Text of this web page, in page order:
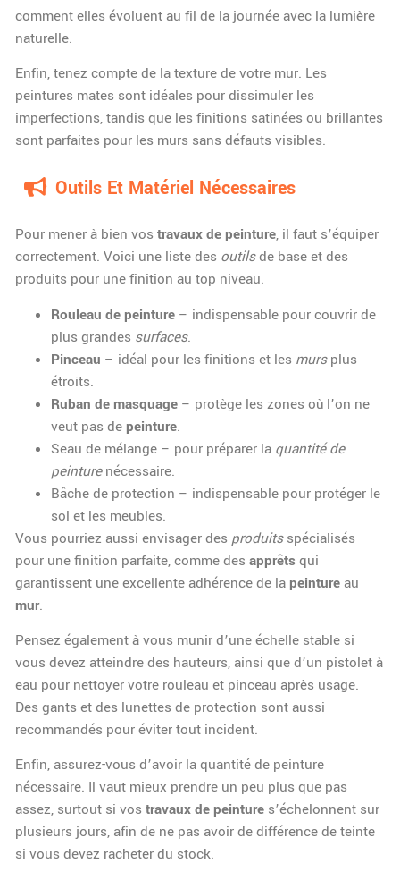
comment elles évoluent au fil de la journée avec la lumière
naturelle.
Enfin, tenez compte de la texture de votre mur. Les
peintures mates sont idéales pour dissimuler les
imperfections, tandis que les finitions satinées ou brillantes
sont parfaites pour les murs sans défauts visibles.
Outils Et Matériel Nécessaires
Pour mener à bien vos travaux de peinture, il faut s’équiper
correctement. Voici une liste des outilsde base et des
produits pour une finition au top niveau.
Rouleau de peinture – indispensable pour couvrir de
plus grandes surfaces.
Pinceau – idéal pour les finitions et les mursplus
étroits.
Ruban de masquage – protège les zones où l’on ne
veut pas de peinture.
Seau de mélange – pour préparer la quantité de
peinturenécessaire.
Bâche de protection – indispensable pour protéger le
sol et les meubles.
Vous pourriez aussi envisager des produitsspécialisés
pour une finition parfaite, comme des apprêtsqui
garantissent une excellente adhérence de la peinture au
mur.
Pensez également à vous munir d’une échelle stable si
vous devez atteindre des hauteurs, ainsi que d’un pistolet à
eau pour nettoyer votre rouleau et pinceau après usage.
Des gants et des lunettes de protection sont aussi
recommandés pour éviter tout incident.
Enfin, assurez-vous d’avoir la quantité de peinture
nécessaire. Il vaut mieux prendre un peu plus que pas
assez, surtout si vos travaux de peinture s’échelonnent sur
plusieurs jours, afin de ne pas avoir de différence de teinte
si vous devez racheter du stock.